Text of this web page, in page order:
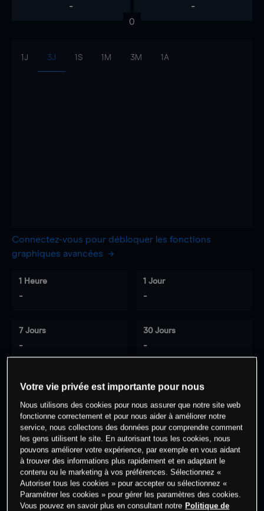
- -
0
1J 3J 1S 1M 3M 1A
Connectez-vous pour débloquer les fonctions
graphiques avancées
1 Heure
-
1 Jour
-
7 Jours
-
30 Jours
-
cet actif
Commencez à trader
Votre vie privée est importante pour nous
Nous utilisons des cookies pour nous assurer que notre site web
fonctionne correctement et pour nous aider à améliorer notre
service, nous collectons des données pour comprendre comment
les gens utilisent le site. En autorisant tous les cookies, nous
pouvons améliorer votre expérience, par exemple en vous aidant
à trouver des informations plus rapidement et en adaptant le
contenu ou le marketing à vos préférences. Sélectionnez «
Autoriser tous les cookies » pour accepter ou sélectionnez «
Paramétrer les cookies » pour gérer les paramètres des cookies.
Vous pouvez en savoir plus en consultant notre Politique de